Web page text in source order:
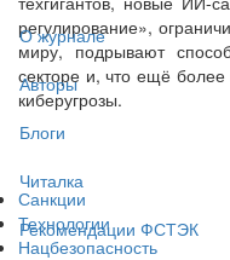
О журнале
Авторы
Блоги
Читалка
Рекомендации ФСТЭК
регулирование»,
миру, подрывают
секторе и, что ещё
киберугрозы.
Санкции
Технологии
Нацбезопасность